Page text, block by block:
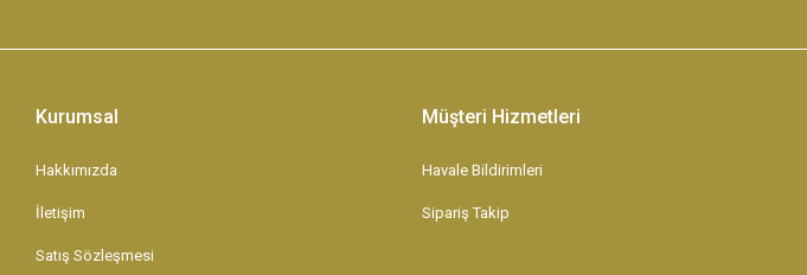
Kurumsal
Hakkımızda
İletişim
Satış Sözleşmesi
Müşteri Hizmetleri
Havale Bildirimleri
Sipariş Takip